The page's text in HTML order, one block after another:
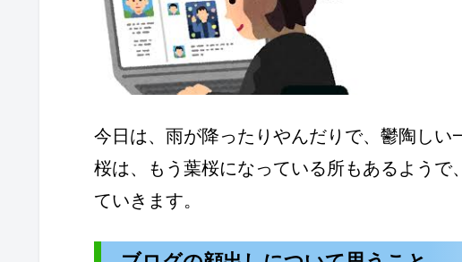
今日は、雨が降ったりやんだりで、鬱陶しい
桜は、もう葉桜になっている所もあるようで
ていきます。